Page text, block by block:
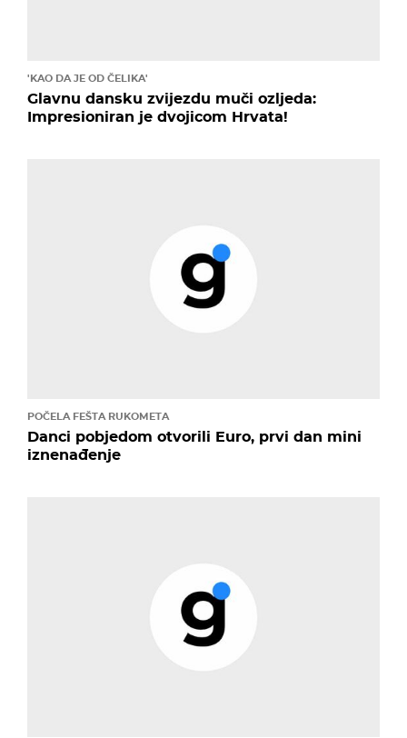
'KAO DA JE OD ČELIKA'
Glavnu dansku zvijezdu muči ozljeda:
Impresioniran je dvojicom Hrvata!
POČELA FEŠTA RUKOMETA
Danci pobjedom otvorili Euro, prvi dan mini
iznenađenje